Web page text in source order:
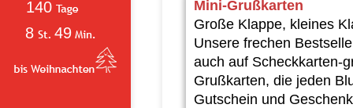
140
8
49
Mini-Grußkarten
Große Klappe, kleines
Unsere frechen
auch auf Scheckkarten-
Grußkarten, die jeden
Gutschein und